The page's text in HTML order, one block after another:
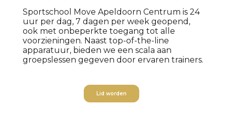
Sportschool Move Apeldoorn Centrum is 24
uur per dag, 7 dagen per week geopend,
ook met onbeperkte toegang tot alle
voorzieningen. Naast top-of-the-line
apparatuur, bieden we een scala aan
groepslessen gegeven door ervaren trainers.
Lid worden